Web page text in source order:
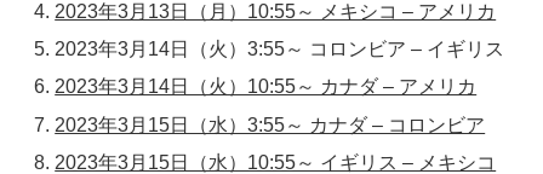
2023年3月13日（月）10:55～ メキシコ – アメリカ
2023年3月14日（火）3:55～ コロンビア – イギリス
2023年3月14日（火）10:55～ カナダ – アメリカ
2023年3月15日（水）3:55～ カナダ – コロンビア
2023年3月15日（水）10:55～ イギリス – メキシコ